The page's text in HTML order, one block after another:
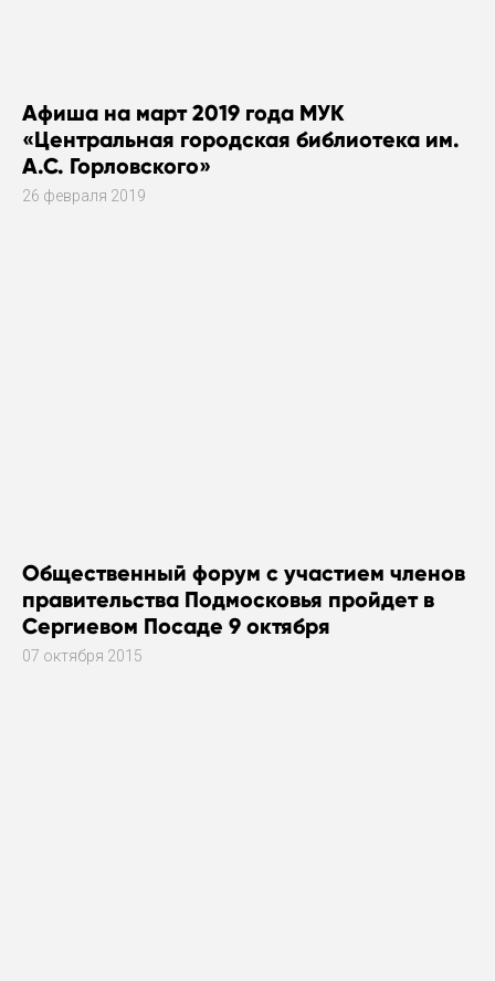
Афиша на март 2019 года МУК
«Центральная городская библиотека им.
А.С. Горловского»
26 февраля 2019
Общественный форум с участием членов
правительства Подмосковья пройдет в
Сергиевом Посаде 9 октября
07 октября 2015